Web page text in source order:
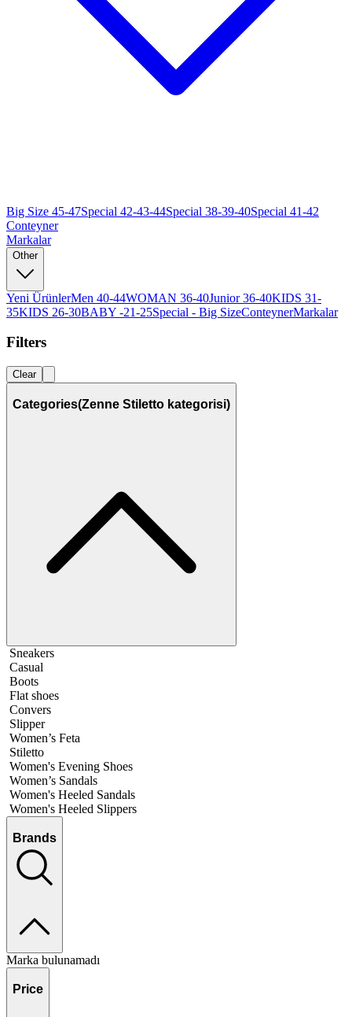
Big Size 45-47Special 42-43-44Special 38-39-40Special 41-42
Conteyner
Markalar
Other
Yeni ÜrünlerMen 40-44WOMAN 36-40Junior 36-40KIDS 31-
35KIDS 26-30BABY -21-25Special - Big SizeConteynerMarkalar
Filters
Clear
Categories(Zenne Stiletto kategorisi)
Sneakers
Casual
Boots
Flat shoes
Convers
Slipper
Women’s Feta
Stiletto
Women's Evening Shoes
Women’s Sandals
Women's Heeled Sandals
Women's Heeled Slippers
Brands
Marka bulunamadı
Price